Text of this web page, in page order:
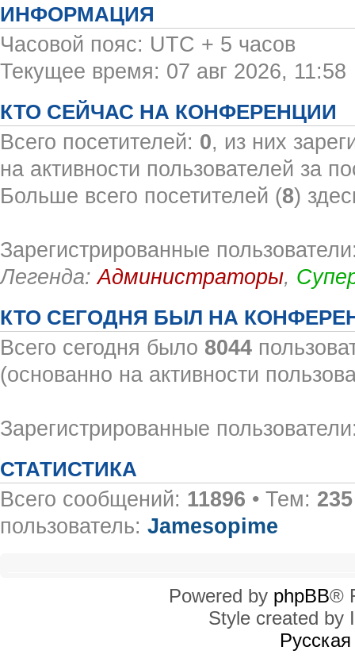
ИНФОРМАЦИЯ
Часовой пояс: UTC + 5 часов
Текущее время: 07 авг 2026, 11:58
КТО СЕЙЧАС НА КОНФЕРЕНЦИИ
Всего посетителей: 0, из них
на активности пользователей за
Больше всего посетителей (8)
Зарегистрированные
Легенда:Администраторы,
КТО СЕГОДНЯ БЫЛ НА
Всего сегодня было 8044
(основанно на активности
Зарегистрированные
СТАТИСТИКА
Всего сообщений: 11896 • Тем: 235
пользователь: Jamesopime
Powered by phpBB®
Style created by